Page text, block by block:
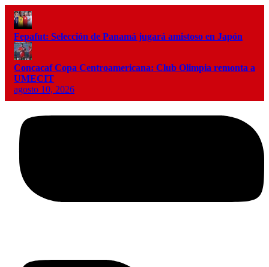
Fepafut: Selección de Panamá jugará amistoso en Japón
Concacaf Copa Centroamericana: Club Olimpia remonta a
UMECIT
agosto 10, 2026